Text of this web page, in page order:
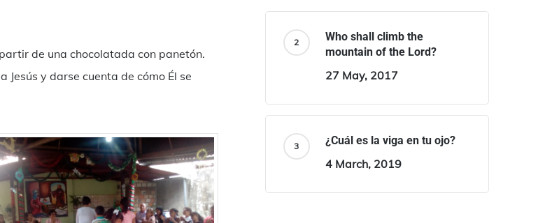
de una chocolatada con panetón.
y darse cuenta de cómo Él se
Who shall climb the
mountain of the Lord?
27 May, 2017
¿Cuál es la viga en tu ojo?
4 March, 2019